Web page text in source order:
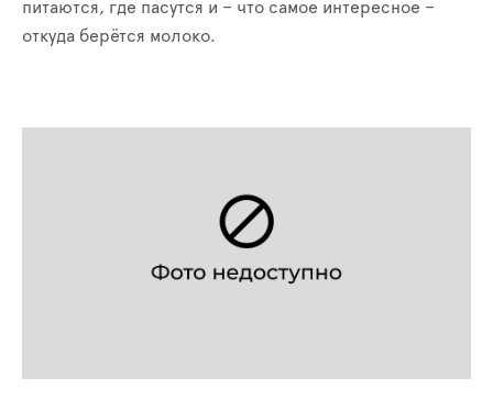
питаются, где пасутся и – что самое интересное –
откуда берётся молоко.